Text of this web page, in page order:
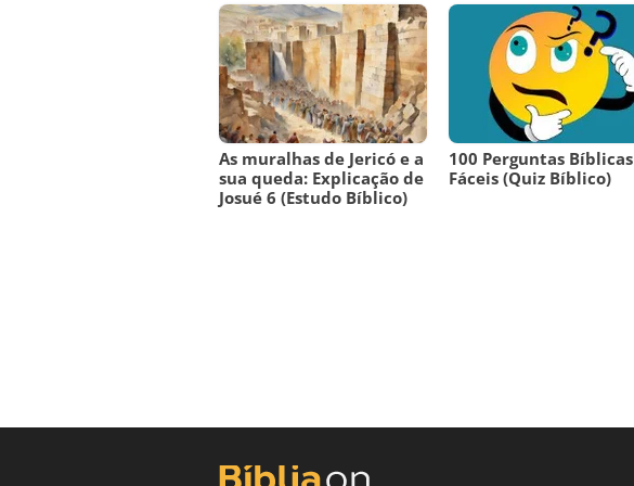
As muralhas de Jericó e a
sua queda: Explicação de
Josué 6 (Estudo Bíblico)
100 Perguntas Bíblicas
Fáceis (Quiz Bíblico)